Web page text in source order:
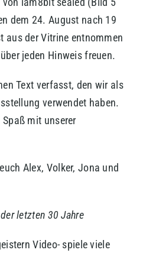
dem 24. August nach 19
aus der Vitrine entnommen
jeden Hinweis freuen.
Text verfasst, den wir als
verwendet haben.
mit unserer
Alex, Volker, Jona und
letzten 30 Jahre
Video- spiele viele